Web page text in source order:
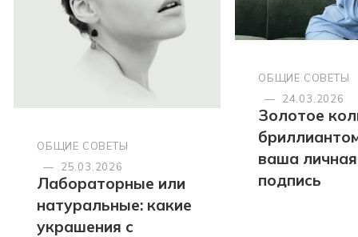
ОБЩИЕ СОВЕТЫ
—
25.03.2026
Лабораторные или
натуральные: какие
украшения с
ОБЩИЕ СОВЕТЫ
—
24.03.2026
Золотое
ваша личная
подпись